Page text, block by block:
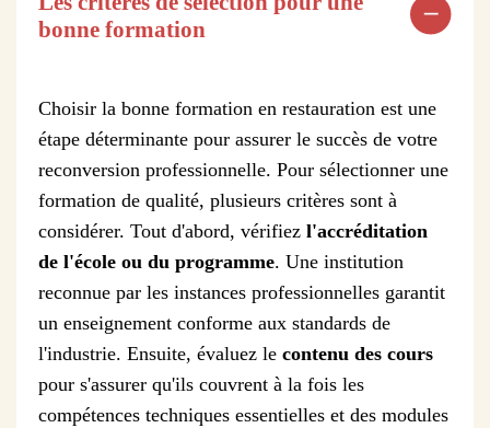
bonne formation
Choisir la bonne formation en restauration est une
étape déterminante pour assurer le succès de votre
reconversion professionnelle. Pour sélectionner une
formation de qualité, plusieurs critères sont à
considérer. Tout d'abord, vérifiez l'accréditation
de l'école ou du programme. Une institution
reconnue par les instances professionnelles garantit
un enseignement conforme aux standards de
l'industrie. Ensuite, évaluez le contenu des cours
pour s'assurer qu'ils couvrent à la fois les
compétences techniques essentielles et des modules